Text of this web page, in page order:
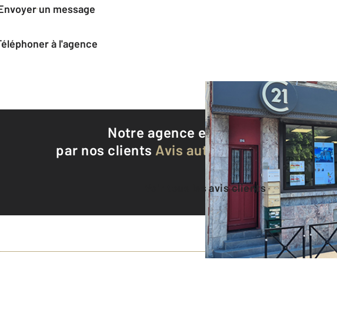
Envoyer un message
Téléphoner à l'agence
Notre agence est notée8,6/10
par nos clients Avis authentifiés par
Voir tous les avis clients